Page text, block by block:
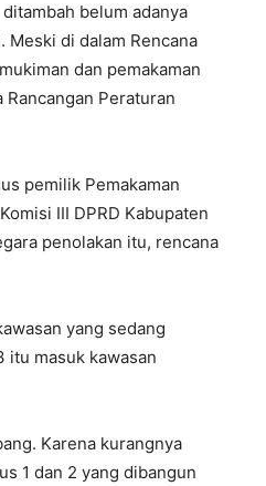
belum adanya
Meski di dalam Rencana
dan pemakaman
Peraturan
pemilik Pemakaman
III DPRD Kabupaten
penolakan itu, rencana
yang sedang
itu masuk kawasan
Karena kurangnya
1 dan 2 yang dibangun